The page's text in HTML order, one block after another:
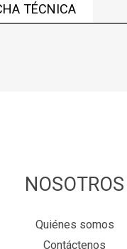
TÉCNICA
NOSOTROS
Quiénes somos
Contáctenos